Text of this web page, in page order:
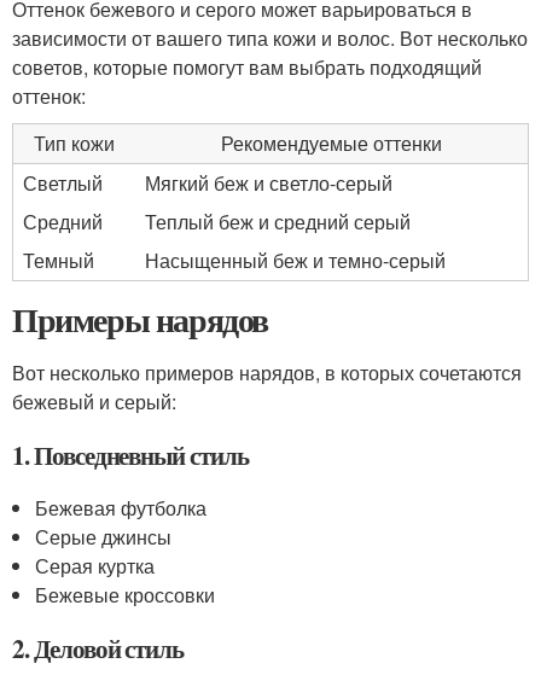
Оттенок бежевого и серого может варьироваться в
зависимости от вашего типа кожи и волос. Вот несколько
советов, которые помогут вам выбрать подходящий
оттенок:
Тип кожи
Рекомендуемые оттенки
Светлый
Мягкий беж и светло-серый
Средний
Теплый беж и средний серый
Темный
Насыщенный беж и темно-серый
Примеры нарядов
Вот несколько примеров нарядов, в которых сочетаются
бежевый и серый:
1. Повседневный стиль
Бежевая футболка
Серые джинсы
Серая куртка
Бежевые кроссовки
2. Деловой стиль